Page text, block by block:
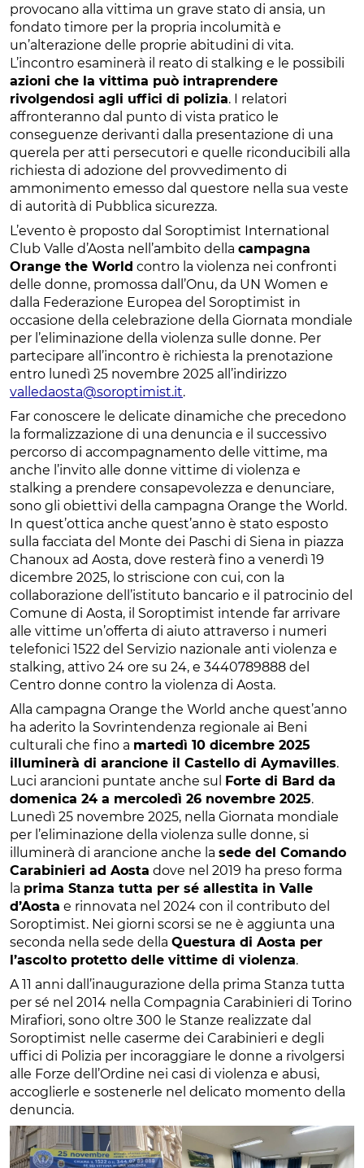
provocano alla vittima un grave stato di ansia, un
fondato timore per la propria incolumità e
un’alterazione delle proprie abitudini di vita.
L’incontro esaminerà il reato di stalking e le possibili
azioni che la vittima può intraprendere
rivolgendosi agli uffici di polizia. I relatori
affronteranno dal punto di vista pratico le
conseguenze derivanti dalla presentazione di una
querela per atti persecutori e quelle riconducibili alla
richiesta di adozione del provvedimento di
ammonimento emesso dal questore nella sua veste
di autorità di Pubblica sicurezza.
L’evento è proposto dal Soroptimist International
Club Valle d’Aosta nell’ambito della campagna
Orange the World contro la violenza nei confronti
delle donne, promossa dall’Onu, da UN Women e
dalla Federazione Europea del Soroptimist in
occasione della celebrazione della Giornata mondiale
per l’eliminazione della violenza sulle donne. Per
partecipare all’incontro è richiesta la prenotazione
entro lunedì 25 novembre 2025 all’indirizzo
valledaosta@soroptimist.it.
Far conoscere le delicate dinamiche che precedono
la formalizzazione di una denuncia e il successivo
percorso di accompagnamento delle vittime, ma
anche l’invito alle donne vittime di violenza e
stalking a prendere consapevolezza e denunciare,
sono gli obiettivi della campagna Orange the World.
In quest’ottica anche quest’anno è stato esposto
sulla facciata del Monte dei Paschi di Siena in piazza
Chanoux ad Aosta, dove resterà fino a venerdì 19
dicembre 2025, lo striscione con cui, con la
collaborazione dell’istituto bancario e il patrocinio del
Comune di Aosta, il Soroptimist intende far arrivare
alle vittime un’offerta di aiuto attraverso i numeri
telefonici 1522 del Servizio nazionale anti violenza e
stalking, attivo 24 ore su 24, e 3440789888 del
Centro donne contro la violenza di Aosta.
Alla campagna Orange the World anche quest’anno
ha aderito la Sovrintendenza regionale ai Beni
culturali che fino a martedì 10 dicembre 2025
illuminerà di arancione il Castello di Aymavilles.
Luci arancioni puntate anche sul Forte di Bard da
domenica 24 a mercoledì 26 novembre 2025.
Lunedì 25 novembre 2025, nella Giornata mondiale
per l’eliminazione della violenza sulle donne, si
illuminerà di arancione anche la sede del Comando
Carabinieri ad Aosta dove nel 2019 ha preso forma
la prima Stanza tutta per sé allestita in Valle
d’Aosta e rinnovata nel 2024 con il contributo del
Soroptimist. Nei giorni scorsi se ne è aggiunta una
seconda nella sede della Questura di Aosta per
l’ascolto protetto delle vittime di violenza.
A 11 anni dall’inaugurazione della prima Stanza tutta
per sé nel 2014 nella Compagnia Carabinieri di Torino
Mirafiori, sono oltre 300 le Stanze realizzate dal
Soroptimist nelle caserme dei Carabinieri e degli
uffici di Polizia per incoraggiare le donne a rivolgersi
alle Forze dell’Ordine nei casi di violenza e abusi,
accoglierle e sostenerle nel delicato momento della
denuncia.